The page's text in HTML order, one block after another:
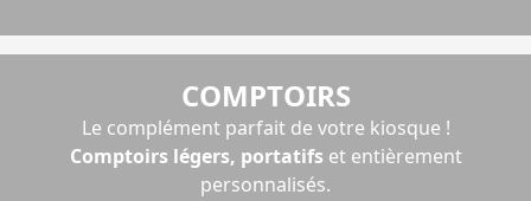
COMPTOIRS
Le complément parfait de votre kiosque !
Comptoirs légers, portatifset entièrement
personnalisés.